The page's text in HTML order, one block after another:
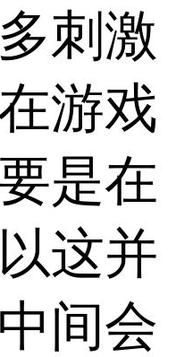
刺激
游戏
是在
这并
间会